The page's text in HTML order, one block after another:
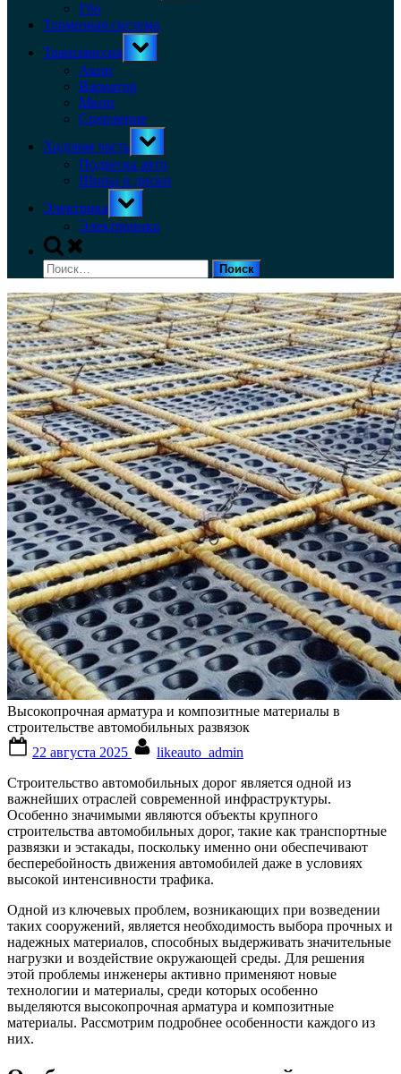
Гбо
Тормозная система
Трансмиссия
Toggle
sub-
Акпп
Вариатор
Мкпп
Сцепление
Ходовая часть
Toggle
sub-
menu
Подвеска авто
Шины и диски
Электрика
Toggle
sub-
menu
Электроника
Toggle
search
form
Найти:
Высокопрочная арматура и композитные материалы в
строительстве автомобильных развязок
on
22 августа 2025
likeauto_admin
Строительство автомобильных дорог является одной из
важнейших отраслей современной инфраструктуры.
Особенно значимыми являются объекты крупного
строительства автомобильных дорог, такие как транспортные
развязки и эстакады, поскольку именно они обеспечивают
бесперебойность движения автомобилей даже в условиях
высокой интенсивности трафика.
Одной из ключевых проблем, возникающих при возведении
таких сооружений, является необходимость выбора прочных и
надежных материалов, способных выдерживать значительные
нагрузки и воздействие окружающей среды. Для решения
этой проблемы инженеры активно применяют новые
технологии и материалы, среди которых особенно
выделяются высокопрочная арматура и композитные
материалы. Рассмотрим подробнее особенности каждого из
них.